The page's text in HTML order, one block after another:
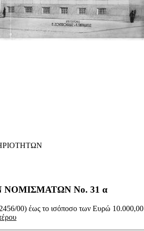
No. 31 α
00) έως το ισόποσο των Ευρώ 10.000,00